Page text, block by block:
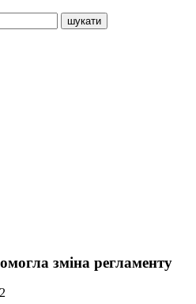
зміна регламенту